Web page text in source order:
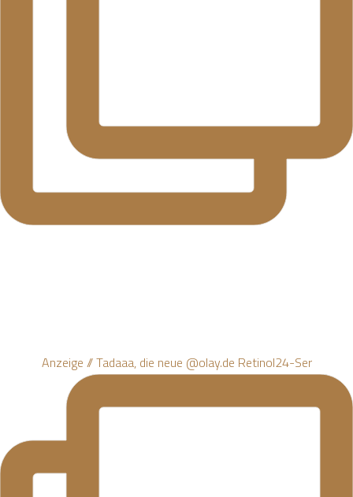
Anzeige // Tadaaa, die neue @olay.de Retinol24-Ser